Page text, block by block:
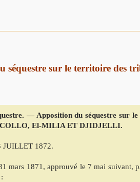
séquestre sur le territoire des
— Apposition du séquestre sur
COLLO, El-MILIA ET DJIDJELLI.
JUILLET 1872.
mars 1871, approuvé le 7 mai suivant,